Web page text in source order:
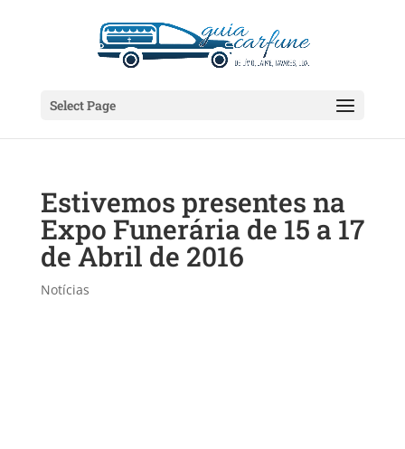
Select Page
Estivemos presentes na
Expo Funerária de 15 a 17
de Abril de 2016
Notícias